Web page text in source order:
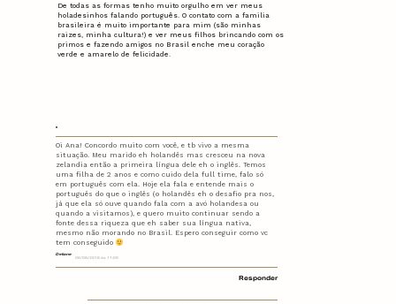
De todas as formas tenho muito orgulho em ver meus
holadesinhos falando português. O contato com a familia
brasileira é muito importante para mim (são minhas
raizes, minha cultura!) e ver meus filhos brincando com os
primos e fazendo amigos no Brasil enche meu coração
verde e amarelo de felicidade.
Deliane
06/08/2018 às 11:09
Oi Ana! Concordo muito com você, e tb vivo a mesma
situação. Meu marido eh holandês mas cresceu na nova
zelandia então a primeira língua dele eh o inglês. Temos
uma filha de 2 anos e como cuido dela full time, falo só
em português com ela. Hoje ela fala e entende mais o
português do que o inglês (o holandês eh o desafio pra nos,
já que ela só ouve quando fala com a avó holandesa ou
quando a visitamos), e quero muito continuar sendo a
fonte dessa riqueza que eh saber sua língua nativa,
mesmo não morando no Brasil. Espero conseguir como vc
tem conseguido
Responder